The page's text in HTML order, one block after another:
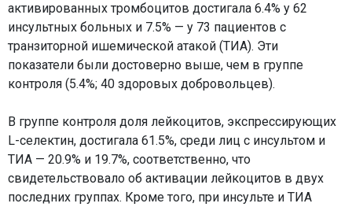
активированных тромбоцитов достигала 6.4% у 62
инсультных больных и 7.5% — у 73 пациентов с
транзиторной ишемической атакой (ТИА). Эти
показатели были достоверно выше, чем в группе
контроля (5.4%; 40 здоровых добровольцев).
В группе контроля доля лейкоцитов, экспрессирующих
L-селектин, достигала 61.5%, среди лиц с инсультом и
ТИА — 20.9% и 19.7%, соответственно, что
свидетельствовало об активации лейкоцитов в двух
последних группах. Кроме того, при инсульте и ТИА